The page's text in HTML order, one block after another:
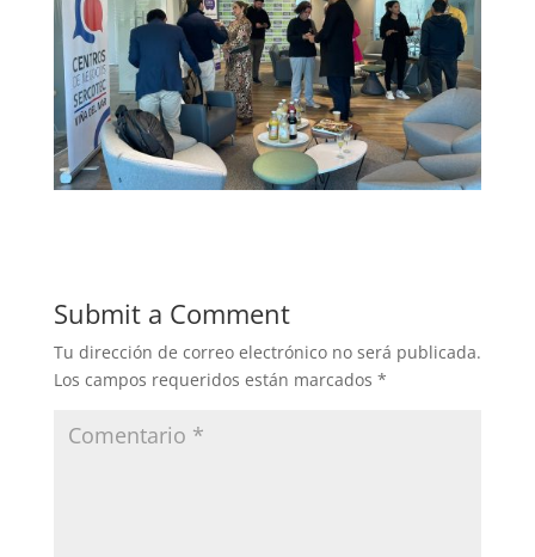
Submit a Comment
Tu dirección de correo electrónico no será publicada.
Los campos requeridos están marcados *